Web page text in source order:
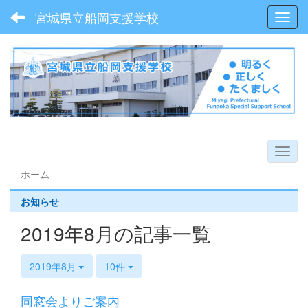
宮城県立船岡支援学校
ホーム
お知らせ
2019年8月の記事一覧
2019年8月 10件
同窓会よりご案内